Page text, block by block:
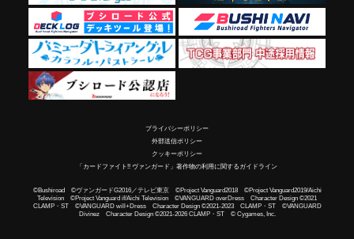
プライバシーポリシー
外部送信ポリシー
クッキーポリシー
「カードファイト!! ヴァンガード」著作物の利用に関するガイドライン
©Bushiroad ©ヴァンガードG2016／テレビ東京 ©Project Vanguard2018 ©Project Vanguard2019/Aichi
Television ©Project Vanguard if/Aichi Television ©VANGUARD overDress Character Design ©2021
CLAMP・ST ©VANGUARD will+Dress Character Design ©2021-2023 CLAMP・ST ©VANGUARD
Divinez Character Design ©2021-2026 CLAMP・ST © Cygames, Inc.